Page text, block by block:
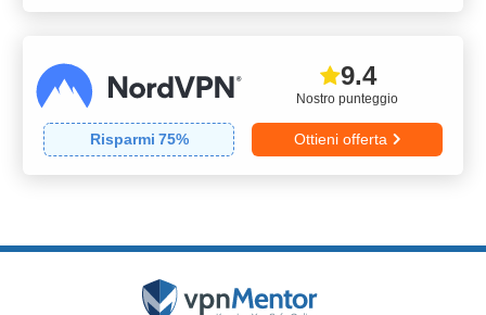
Nostro punteggio
9.4
Risparmi 75% Ottieni offerta